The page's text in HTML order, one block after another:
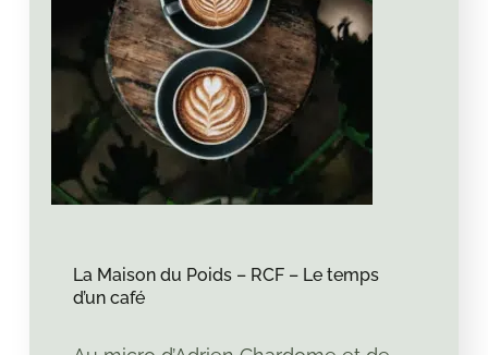
La Maison du Poids – RCF – Le temps
d’un café